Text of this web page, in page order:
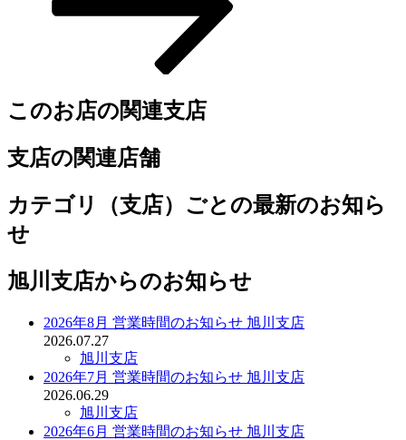
このお店の関連支店
支店の関連店舗
カテゴリ（支店）ごとの最新のお知ら
せ
旭川支店からのお知らせ
2026年8月 営業時間のお知らせ 旭川支店
2026.07.27
旭川支店
2026年7月 営業時間のお知らせ 旭川支店
2026.06.29
旭川支店
2026年6月 営業時間のお知らせ 旭川支店